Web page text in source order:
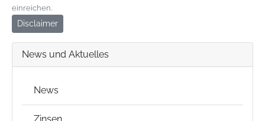
einreichen.
Disclaimer
News und Aktuelles
News